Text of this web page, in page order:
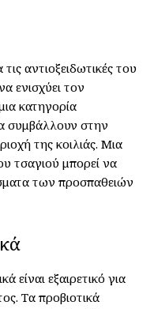
αντιοξειδωτικές του
ενισχύει τον
κατηγορία
συμβάλλουν στην
της κοιλιάς. Μια
τσαγιού μπορεί να
των προσπαθειών
είναι εξαιρετικό για
Τα προβιοτικά